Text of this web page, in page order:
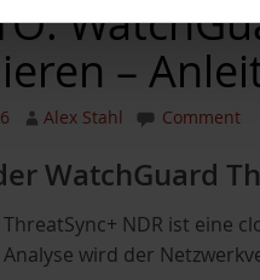
–
Alex Stahl Comment
WatchGuard
NDR ist eine
Analyse wird der